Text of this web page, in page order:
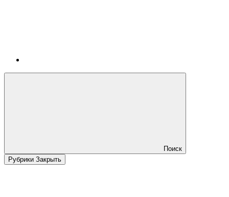
Поиск
Рубрики Закрыть